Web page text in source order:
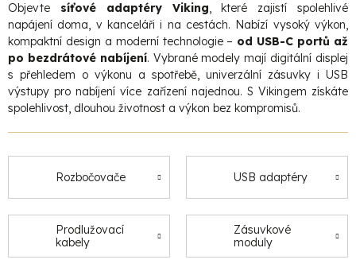
Objevte síťové adaptéry Viking, které zajistí spolehlivé
napájení doma, v kanceláři i na cestách. Nabízí vysoký výkon,
kompaktní design a moderní technologie – od USB-C portů až
po bezdrátové nabíjení. Vybrané modely mají digitální displej
s přehledem o výkonu a spotřebě, univerzální zásuvky i USB
výstupy pro nabíjení více zařízení najednou. S Vikingem získáte
spolehlivost, dlouhou životnost a výkon bez kompromisů.
Rozbočovače USB adaptéry
Prodlužovací
kabely
Zásuvkové
moduly